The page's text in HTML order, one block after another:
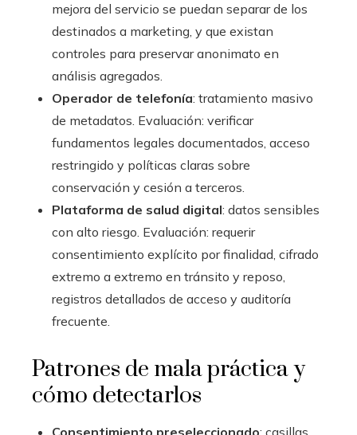
mejora del servicio se puedan separar de los
destinados a marketing, y que existan
controles para preservar anonimato en
análisis agregados.
Operador de telefonía: tratamiento masivo
de metadatos. Evaluación: verificar
fundamentos legales documentados, acceso
restringido y políticas claras sobre
conservación y cesión a terceros.
Plataforma de salud digital: datos sensibles
con alto riesgo. Evaluación: requerir
consentimiento explícito por finalidad, cifrado
extremo a extremo en tránsito y reposo,
registros detallados de acceso y auditoría
frecuente.
Patrones de mala práctica y
cómo detectarlos